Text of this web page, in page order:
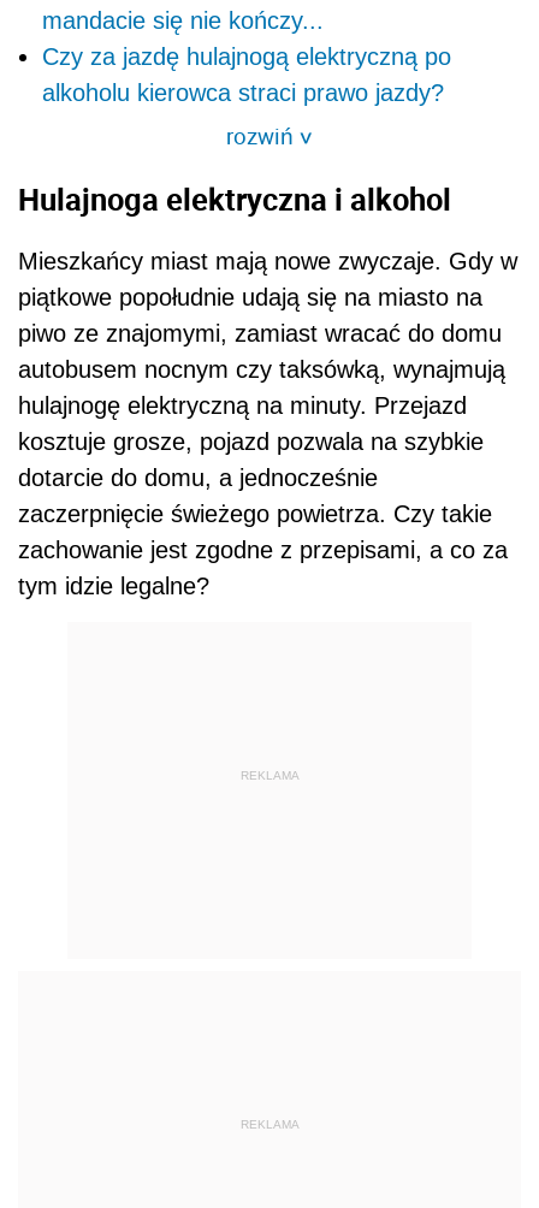
mandacie się nie kończy...
Czy za jazdę hulajnogą elektryczną po
alkoholu kierowca straci prawo jazdy?
rozwiń>
Hulajnoga elektryczna i alkohol
Mieszkańcy miast mają nowe zwyczaje. Gdy w
piątkowe popołudnie udają się na miasto na
piwo ze znajomymi, zamiast wracać do domu
autobusem nocnym czy taksówką, wynajmują
hulajnogę elektryczną na minuty. Przejazd
kosztuje grosze, pojazd pozwala na szybkie
dotarcie do domu, a jednocześnie
zaczerpnięcie świeżego powietrza. Czy takie
zachowanie jest zgodne z przepisami, a co za
tym idzie legalne?
REKLAMA
REKLAMA